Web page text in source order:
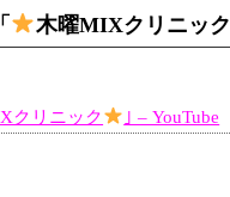
木曜MIXクリニック
クリニック ｣ – YouTube